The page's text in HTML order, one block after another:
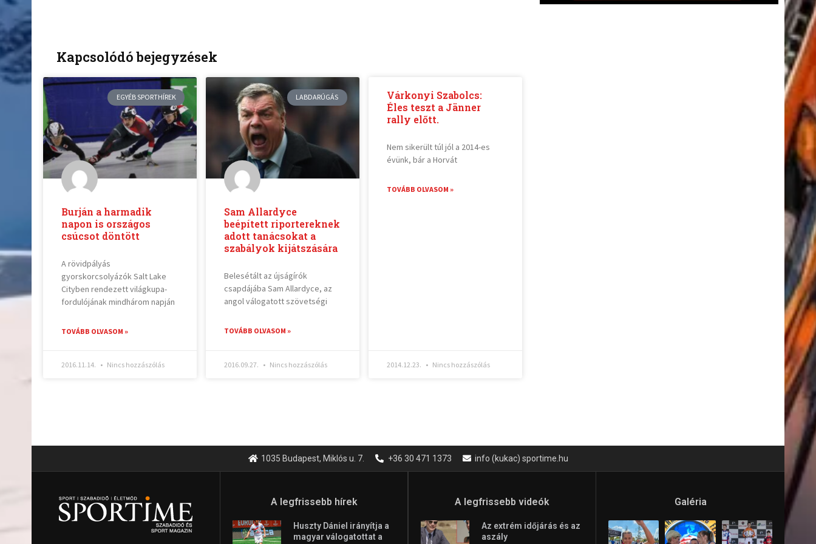
Kapcsolódó bejegyzések
EGYÉB SPORTHÍREK
Burján a harmadik
napon is országos
csúcsot döntött
A rövidpályás
gyorskorcsolyázók Salt Lake
Cityben rendezett világkupa-
fordulójának mindhárom napján
TOVÁBB OLVASOM »
2016.11.14. Nincs hozzászólás
LABDARÚGÁS
Sam Allardyce
beépített riportereknek
adott tanácsokat a
szabályok kijátszására
Belesétált az újságírók
csapdájába Sam Allardyce, az
angol válogatott szövetségi
TOVÁBB OLVASOM »
2016.09.27. Nincs hozzászólás
Várkonyi Szabolcs:
Éles teszt a Jänner
rally előtt.
Nem sikerült túl jól a 2014-es
évünk, bár a Horvát
TOVÁBB OLVASOM »
2014.12.23. Nincs hozzászólás
1035 Budapest, Miklós u. 7. +36 30 471 1373 info (kukac) sportime.hu
A legfrissebb hírek
Huszty Dániel irányítja a
magyar válogatottat a
A legfrissebb videók
Az extrém időjárás és az
aszály
Galéria